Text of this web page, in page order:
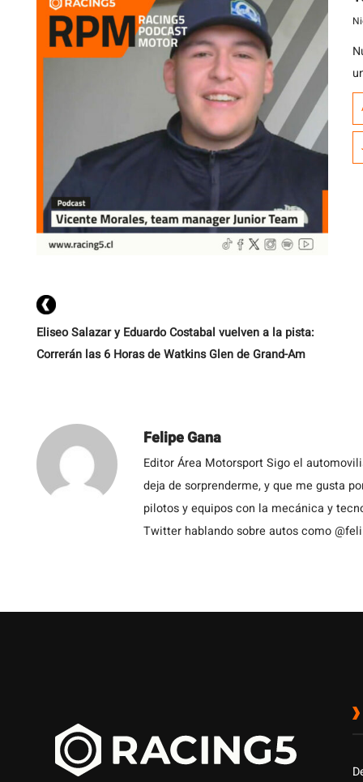
Eliseo Salazar y Eduardo Costabal vuelven a la pista:
Correrán las 6 Horas de Watkins Glen de Grand-Am
Felipe Gana
Editor Área Motorsport Sigo el
deja de sorprenderme, y que me gusta
pilotos y equipos con la mecánica y
Twitter hablando sobre autos como